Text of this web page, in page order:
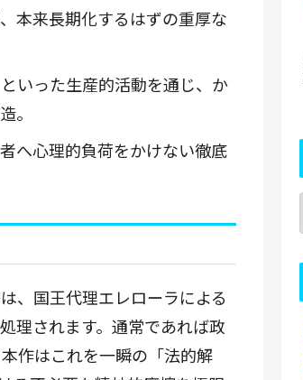
本来長期化するはずの重厚な
いった生産的活動を通じ、か
。
へ心理的負荷をかけない徹底
、国王代理エレローラによる
理されます。通常であれば政
作はこれを一瞬の「法的解